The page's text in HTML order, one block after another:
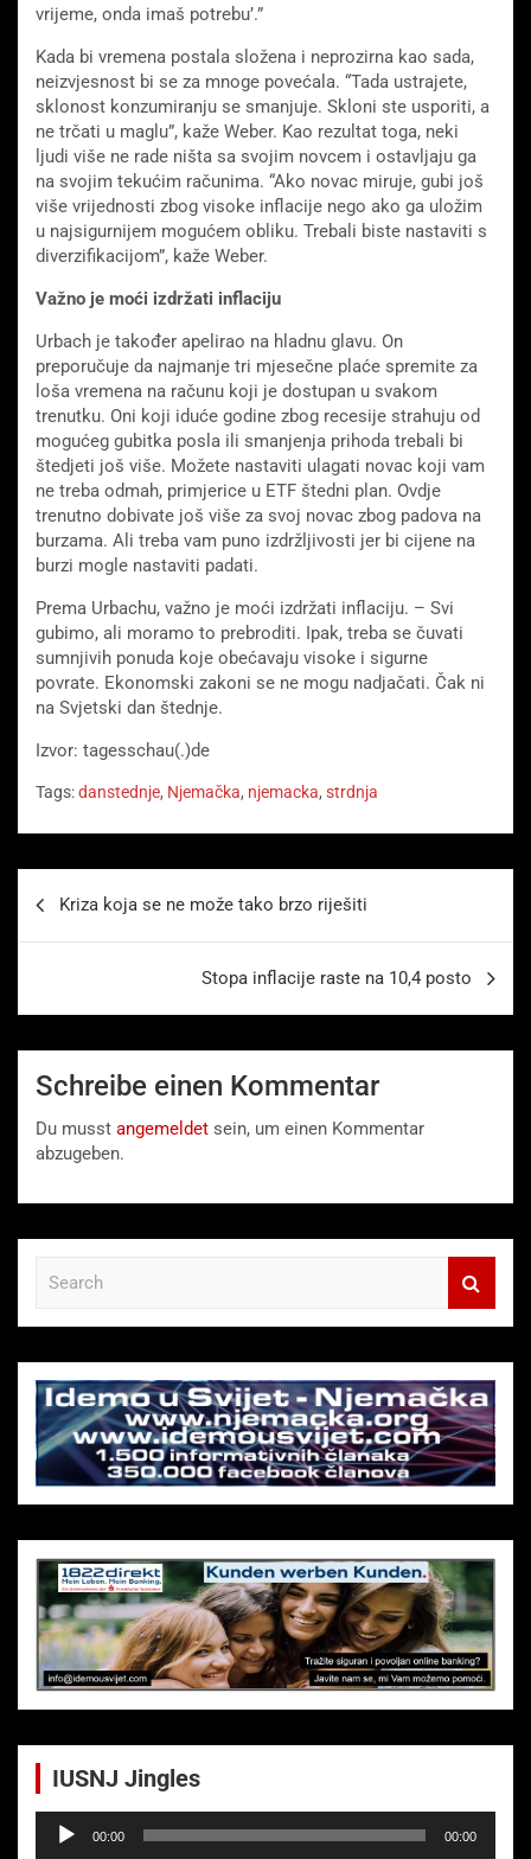
vrijeme, onda imaš potrebu’.”
Kada bi vremena postala složena i neprozirna kao sada,
neizvjesnost bi se za mnoge povećala. “Tada ustrajete,
sklonost konzumiranju se smanjuje. Skloni ste usporiti, a
ne trčati u maglu”, kaže Weber. Kao rezultat toga, neki
ljudi više ne rade ništa sa svojim novcem i ostavljaju ga
na svojim tekućim računima. “Ako novac miruje, gubi još
više vrijednosti zbog visoke inflacije nego ako ga uložim
u najsigurnijem mogućem obliku. Trebali biste nastaviti s
diverzifikacijom”, kaže Weber.
Važno je moći izdržati inflaciju
Urbach je također apelirao na hladnu glavu. On
preporučuje da najmanje tri mjesečne plaće spremite za
loša vremena na računu koji je dostupan u svakom
trenutku. Oni koji iduće godine zbog recesije strahuju od
mogućeg gubitka posla ili smanjenja prihoda trebali bi
štedjeti još više. Možete nastaviti ulagati novac koji vam
ne treba odmah, primjerice u ETF štedni plan. Ovdje
trenutno dobivate još više za svoj novac zbog padova na
burzama. Ali treba vam puno izdržljivosti jer bi cijene na
burzi mogle nastaviti padati.
Prema Urbachu, važno je moći izdržati inflaciju. – Svi
gubimo, ali moramo to prebroditi. Ipak, treba se čuvati
sumnjivih ponuda koje obećavaju visoke i sigurne
povrate. Ekonomski zakoni se ne mogu nadjačati. Čak ni
na Svjetski dan štednje.
Izvor: tagesschau(.)de
Tags:danstednje, Njemačka, njemacka, strdnja
Kriza koja se ne može tako brzo riješiti
Stopa inflacije raste na 10,4 posto
Schreibe einen Kommentar
Du musst angemeldet sein, um einen Kommentar
abzugeben.
c
h
IUSNJ Jingles
Audio-
Player
00:00 00:00